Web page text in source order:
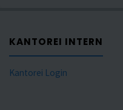
KANTOREI INTERN
Kantorei Login